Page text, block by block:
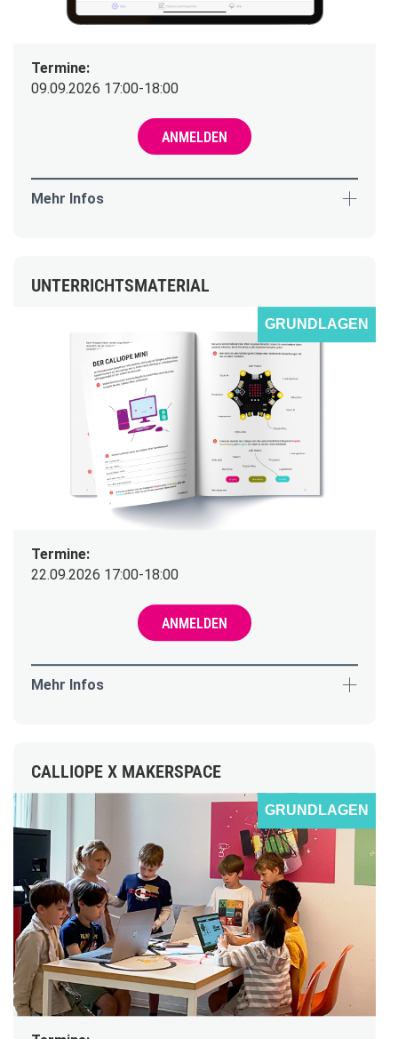
Termine:
09.09.2026 17:00-18:00
ANMELDEN
Mehr Infos
UNTERRICHTSMATERIAL
GRUNDLAGEN
Termine:
22.09.2026 17:00-18:00
ANMELDEN
Mehr Infos
CALLIOPE X MAKERSPACE
GRUNDLAGEN